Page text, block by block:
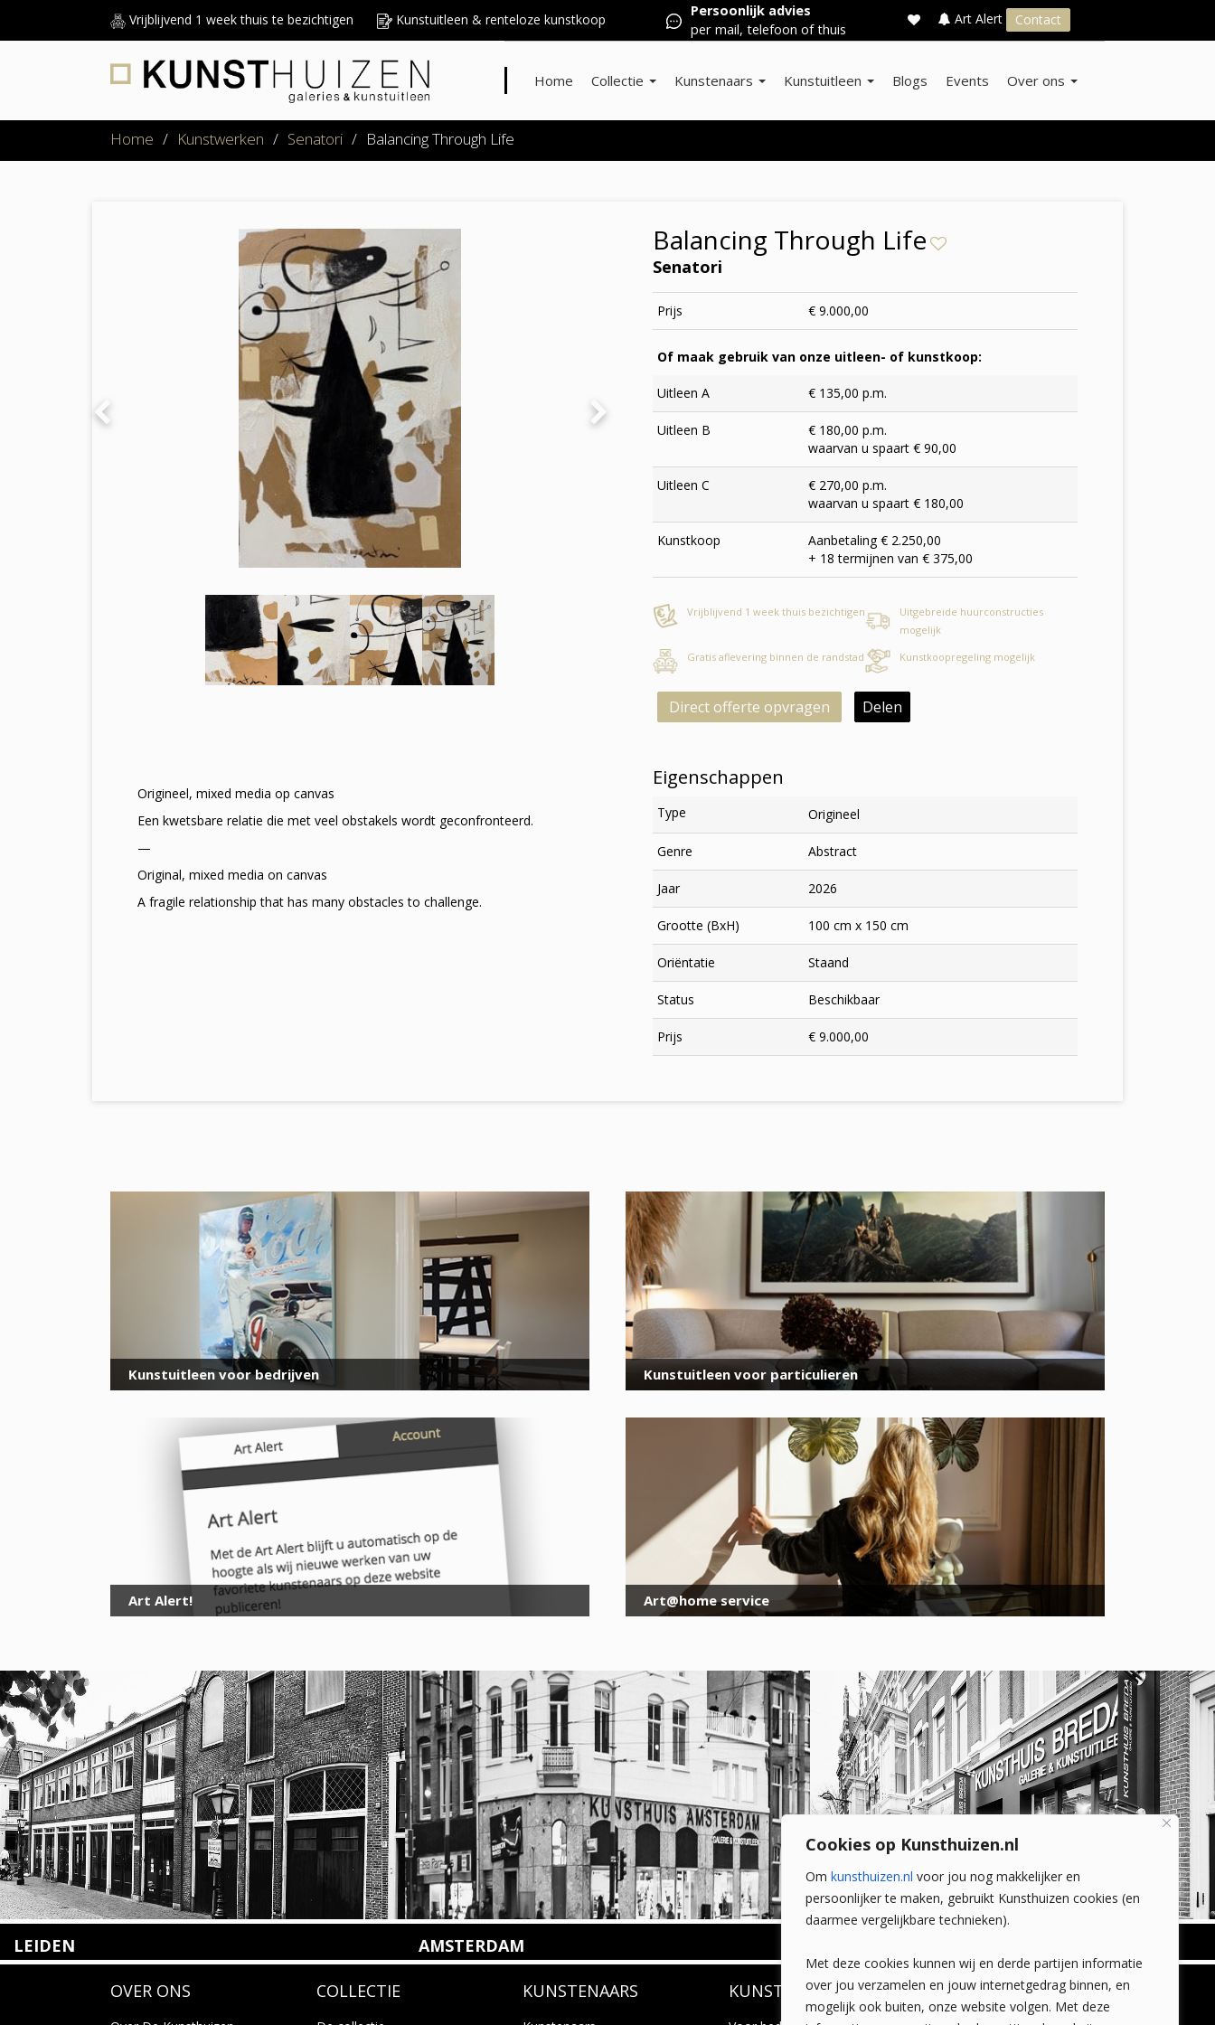
Cookies op Kunsthuizen.nl
Om kunsthuizen.nl voor jou nog makkelijker en
persoonlijker te maken, gebruikt Kunsthuizen cookies (en
daarmee vergelijkbare technieken).
Met deze cookies kunnen wij en derde partijen informatie
over jou verzamelen en jouw internetgedrag binnen, en
mogelijk ook buiten, onze website volgen. Met deze
Vrijblijvend 1 week thuis te bezichtigen Kunstuitleen & renteloze kunstkoop
Persoonlijk advies
per mail, telefoon of thuis
Art Alert Contact
Home Collectie Kunstenaars Kunstuitleen Blogs Events Over ons
Home / Kunstwerken / Senatori / Balancing Through Life
Origineel, mixed media op canvas
Een kwetsbare relatie die met veel obstakels wordt geconfronteerd.
—
Original, mixed media on canvas
A fragile relationship that has many obstacles to challenge.
Balancing Through Life
Senatori
Prijs € 9.000,00
Of maak gebruik van onze uitleen- of kunstkoop:
Uitleen A € 135,00 p.m.
Uitleen B
€ 180,00 p.m.
waarvan u spaart € 90,00
Uitleen C
€ 270,00 p.m.
waarvan u spaart € 180,00
Kunstkoop
Aanbetaling € 2.250,00
+ 18 termijnen van € 375,00
Vrijblijvend 1 week thuis bezichtigen
Uitgebreide huurconstructies
mogelijk
Gratis aflevering binnen de randstad
Kunstkoopregeling mogelijk
Direct offerte opvragen Delen
Eigenschappen
Type Origineel
Genre Abstract
Jaar 2026
Grootte (BxH) 100 cm x 150 cm
Oriëntatie Staand
Status Beschikbaar
Prijs € 9.000,00
Kunstuitleen voor bedrijven Kunstuitleen voor particulieren
Art Alert! Art@home service
LEIDEN AMSTERDAM
1075 VX Amsterdam
Wilhelminastraat 11
4818 SB Breda
+31 (0)76 5221309
OVER ONS COLLECTIE KUNSTENAARS KUNSTUITLEEN CONTACT
Meld je aan
voor onze nieuwsbrief
E-
mailadres